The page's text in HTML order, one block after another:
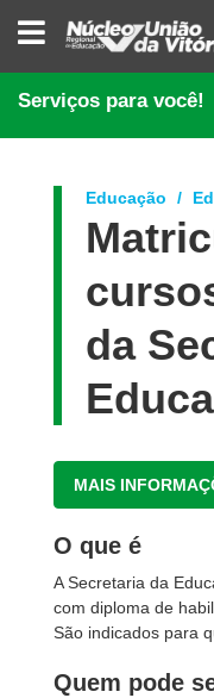
NÚCLEO
REGIONAL
EDUCAÇÃO
DE
UNIÃO
VITÓRIA
Serviços para você!
Educação
da
MAIS
O que é
A Secretaria da
com diploma de
São indicados para
Quem pode